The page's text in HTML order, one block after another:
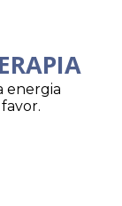
energia